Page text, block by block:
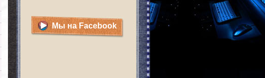
Мы на Facebook